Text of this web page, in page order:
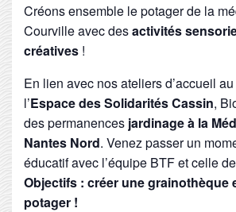
Créons ensemble le potager de la
Courville avec desactivités
créatives !
En lien avec nos ateliers d’accueil
l’Espace des Solidarités Cassin,
des permanences jardinage à la
Nantes Nord. Venez passer un
éducatif avec l’équipe BTF et celle
Objectifs : créer une grainothèque
potager !